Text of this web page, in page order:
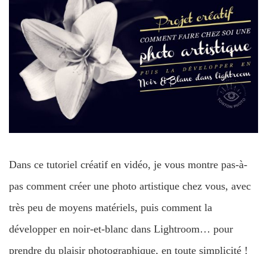
Dans ce tutoriel créatif en vidéo, je vous montre pas-à-
pas comment créer une photo artistique chez vous, avec
très peu de moyens matériels, puis comment la
développer en noir-et-blanc dans Lightroom… pour
prendre du plaisir photographique, en toute simplicité !